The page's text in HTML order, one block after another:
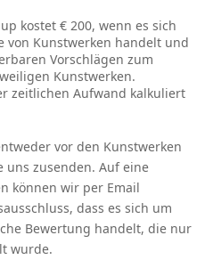
kostet € 200, wenn es sich
von Kunstwerken handelt und
Vorschlägen zum
Kunstwerken.
zeitlichen Aufwand kalkuliert
vor den Kunstwerken
uns zusenden. Auf eine
können wir per Email
dass es sich um
Bewertung handelt, die nur
wurde.